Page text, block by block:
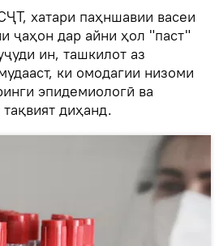
хатари паҳншавии васеи
ҷаҳон дар айни ҳол "паст"
ин, ташкилот аз
ки омодагии низоми
эпидемиологӣ ва
диҳанд.